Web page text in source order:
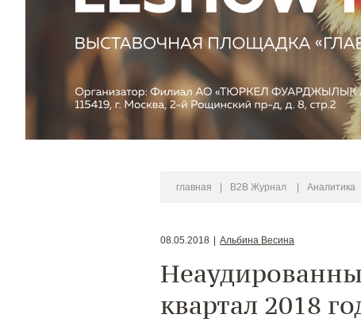
главная B2B Журнал Аналитика
08.05.2018 Альбина Весина
квартал 2018